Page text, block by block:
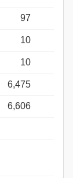
97
10
10
6,475
6,606